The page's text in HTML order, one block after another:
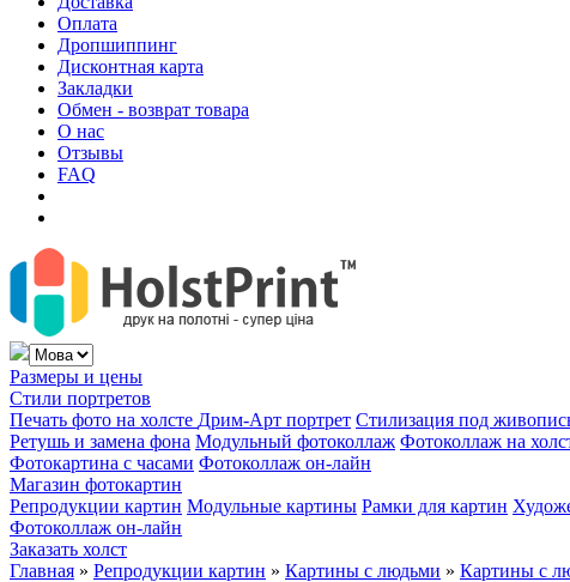
Оплата
Дропшиппинг
Дисконтная карта
Закладки
Обмен - возврат товара
О нас
Отзывы
FAQ
Размеры и цены
Стили портретов
Печать фото на холсте Дрим-Арт портрет Стилизация под
Ретушь и замена фона Модульный фотоколлаж Фотоколлаж на
Фотокартина с часами Фотоколлаж он-лайн
Магазин фотокартин
Репродукции картин Модульные картины Рамки для картин
Фотоколлаж он-лайн
Заказать холст
Главная » Репродукции картин » Картины с людьми » Картины с